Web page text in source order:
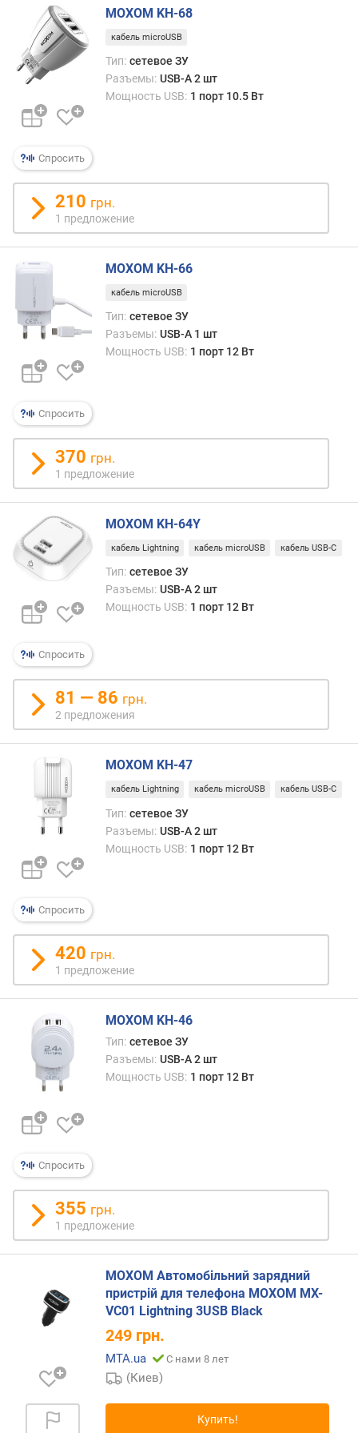
л
е
н
и
я
п
о
о
л
ч
с
т
в
п
р
е
д
л
ж
е
и
п
о
д
к
ю
е
м
ы
х
г
а
е
т
о
(
к
б
е
л
е
м
)
ш
)
а
к
.
м
щ
о
ь
B
)
(
Спросить
MOXOM KH-68
кабель microUSB
Тип: сетевое ЗУ
Разъемы: USB-A 2 шт
Мощность USB: 1 порт 10.5 Вт
210 грн.
1 предложение
Спросить
MOXOM KH-66
кабель microUSB
Тип: сетевое ЗУ
Разъемы: USB-A 1 шт
Мощность USB: 1 порт 12 Вт
370 грн.
1 предложение
Спросить
MOXOM KH-64Y
кабель Lightning кабель microUSB кабель USB-C
Тип: сетевое ЗУ
Разъемы: USB-A 2 шт
Мощность USB: 1 порт 12 Вт
81 — 86 грн.
2 предложения
Спросить
MOXOM KH-47
кабель Lightning кабель microUSB кабель USB-C
Тип: сетевое ЗУ
Разъемы: USB-A 2 шт
Мощность USB: 1 порт 12 Вт
420 грн.
1 предложение
Спросить
MOXOM KH-46
Тип: сетевое ЗУ
Разъемы: USB-A 2 шт
Мощность USB: 1 порт 12 Вт
355 грн.
1 предложение
MOXOM Автомобільний зарядний
пристрій для телефона MOXOM MX-
VC01 Lightning 3USB Black
249 грн.
MTA.ua С нами 8 лет
(Киев)
Купить!